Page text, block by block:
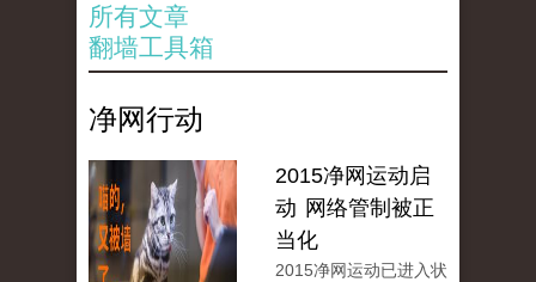
所有文章
翻墙工具箱
净网行动
2015净网运动启
动 网络管制被正
当化
2015净网运动已进入状